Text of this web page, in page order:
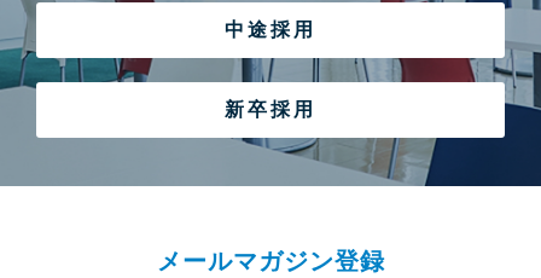
中途採用
新卒採用
メールマガジン登録